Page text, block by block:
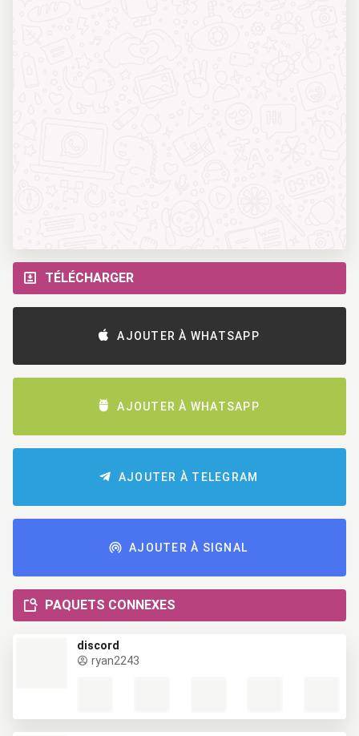
TÉLÉCHARGER
AJOUTER À WHATSAPP
AJOUTER À WHATSAPP
AJOUTER À TELEGRAM
AJOUTER À SIGNAL
PAQUETS CONNEXES
discord
ryan2243